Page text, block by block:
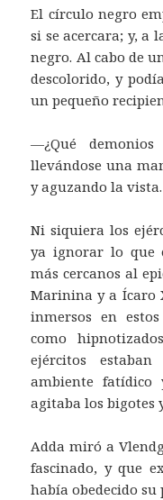
El círculo negro
si se acercara; y, a
negro. Al cabo de
descolorido, y
un pequeño
—¿Qué
llevándose una
y aguzando la vista.
Ni siquiera los
ya ignorar lo que
más cercanos al
Marinina y a Ícaro
inmersos en
como
ejércitos
ambiente
agitaba los bigotes
Adda miró a
fascinado, y que
había obedecido su